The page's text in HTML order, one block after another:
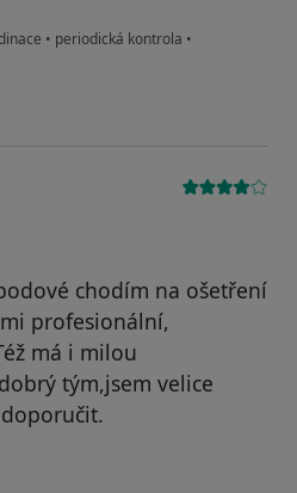
• periodická kontrola •
odstraněn
chodím na ošetření
profesionální,
má i milou
tým,jsem velice